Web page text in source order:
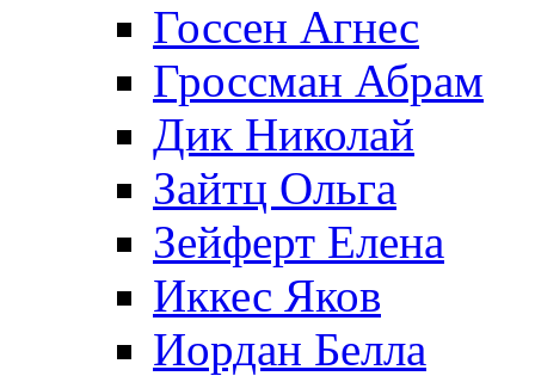
Госсен Агнес
Гроссман Абрам
Дик Николай
Зайтц Ольга
Зейферт Елена
Иккес Яков
Иордан Белла